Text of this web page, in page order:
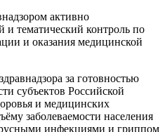
активно
и тематический контроль по
и оказания медицинской
за готовностью
субъектов Российской
и медицинских
заболеваемости населения
инфекциями и гриппом